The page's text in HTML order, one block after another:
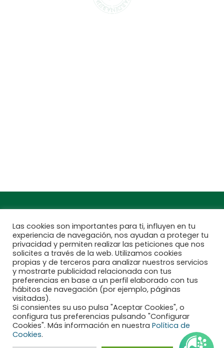
Financiado por la Unión Europea - NextGenerationEU
Las cookies son importantes para ti, influyen en tu
experiencia de navegación, nos ayudan a proteger tu
privacidad y permiten realizar las peticiones que nos
solicites a través de la web. Utilizamos cookies
propias y de terceros para analizar nuestros servicios
y mostrarte publicidad relacionada con tus
preferencias en base a un perfil elaborado con tus
hábitos de navegación (por ejemplo, páginas
visitadas).
Si consientes su uso pulsa "Aceptar Cookies", o
configura tus preferencias pulsando "Configurar
Cookies". Más información en nuestra Política de
Cookies.